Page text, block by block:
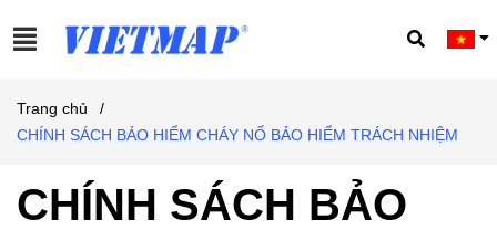
Trang chủ
/
CHÍNH SÁCH BẢO HIỂM CHÁY NỔ BẢO HIỂM TRÁCH NHIỆM
CHÍNH SÁCH BẢO